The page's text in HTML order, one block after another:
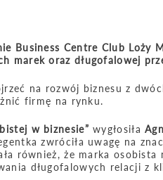
Business Centre Club Loży
marek oraz długofalowej
na rozwój biznesu z
firmę na rynku.
w biznesie” wygłosiła
zwróciła uwagę na
również, że marka
długofalowych relacji z